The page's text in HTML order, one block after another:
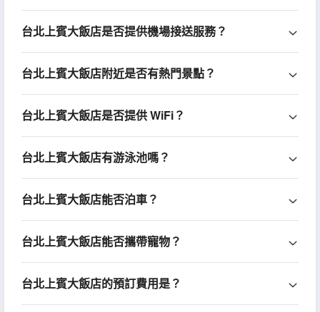
台北上賓大飯店是否提供機場接送服務？
台北上賓大飯店附近是否有熱門景點？
台北上賓大飯店是否提供 WiFi？
台北上賓大飯店有游泳池嗎？
台北上賓大飯店能否泊車？
台北上賓大飯店能否攜帶寵物？
台北上賓大飯店的預訂費用是？